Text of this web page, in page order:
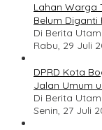
Lahan Warga
Belum Diganti
Di Berita
Rabu, 29 Juli
DPRD Kota
Jalan Umum
Di Berita
Senin, 27 Juli